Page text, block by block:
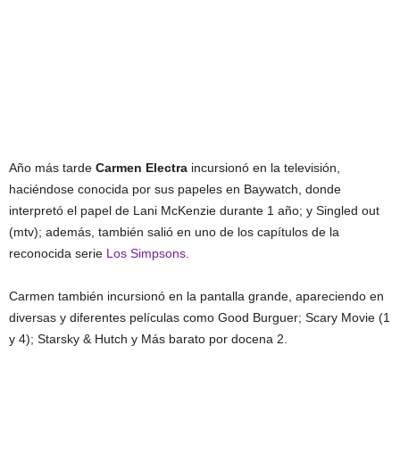
Año más tarde Carmen Electra incursionó en la televisión,
haciéndose conocida por sus papeles en Baywatch, donde
interpretó el papel de Lani McKenzie durante 1 año; y Singled out
(mtv); además, también salió en uno de los capítulos de la
reconocida serie Los Simpsons
Carmen también incursionó en la pantalla grande, apareciendo en
diversas y diferentes películas como Good Burguer; Scary Movie (1
y 4); Starsky & Hutch y Más barato por docena 2.